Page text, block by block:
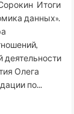
Итоги
данных».
деятельности
Олега
по...